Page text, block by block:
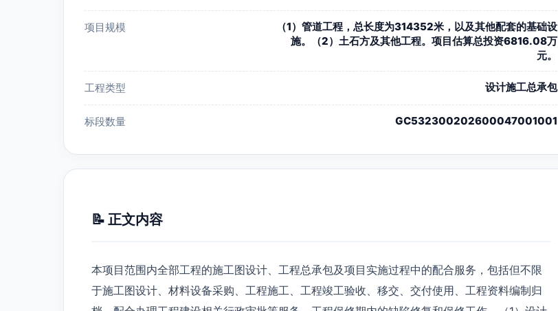
项目规模
（1）管道工程，总长度为314352米，以及其他配套的基础设
施。（2）土石方及其他工程。项目估算总投资6816.08万
元。
工程类型 设计施工总承包
标段数量 GC532300202600047001001
📝 正文内容
本项目范围内全部工程的施工图设计、工程总承包及项目实施过程中的配合服务，包括但不限
于施工图设计、材料设备采购、工程施工、工程竣工验收、移交、交付使用、工程资料编制归